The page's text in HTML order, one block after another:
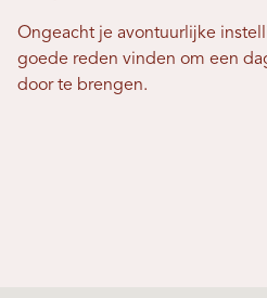
Ongeacht je avontuurlijke
goede reden vinden om een
door te brengen.